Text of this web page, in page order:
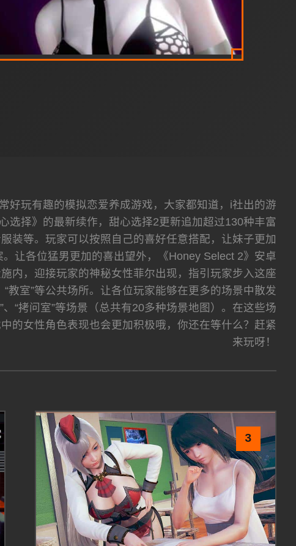
好玩有趣的模拟恋爱养成游戏，大家都知道，i社出的游
选择》的最新续作，甜心选择2更新追加超过130种丰富
装等。玩家可以按照自己的喜好任意搭配，让妹子更加
让各位猛男更加的喜出望外，《Honey Select 2》安卓
内，迎接玩家的神秘女性菲尔出现，指引玩家步入这座
教室”等公共场所。让各位玩家能够在更多的场景中散发
、“拷问室”等场景（总共有20多种场景地图）。在这些场
的女性角色表现也会更加积极哦，你还在等什么？赶紧
来玩呀！
3